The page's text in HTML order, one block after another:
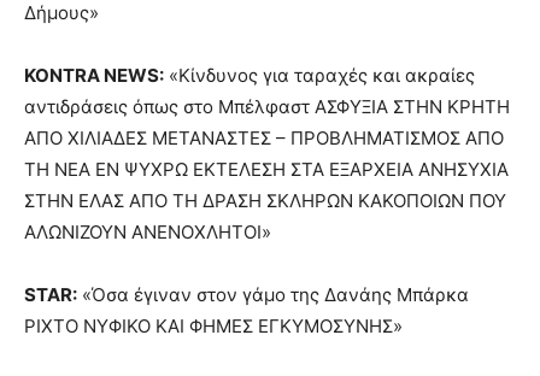
Δήμους»
KONTRA NEWS: «Κίνδυνος για ταραχές και ακραίες
αντιδράσεις όπως στο Μπέλφαστ ΑΣΦΥΞΙΑ ΣΤΗΝ ΚΡΗΤΗ
ΑΠΟ ΧΙΛΙΑΔΕΣ ΜΕΤΑΝΑΣΤΕΣ – ΠΡΟΒΛΗΜΑΤΙΣΜΟΣ ΑΠΟ
ΤΗ ΝΕΑ ΕΝ ΨΥΧΡΩ ΕΚΤΕΛΕΣΗ ΣΤΑ ΕΞΑΡΧΕΙΑ ΑΝΗΣΥΧΙΑ
ΣΤΗΝ ΕΛΑΣ ΑΠΟ ΤΗ ΔΡΑΣΗ ΣΚΛΗΡΩΝ ΚΑΚΟΠΟΙΩΝ ΠΟΥ
ΑΛΩΝΙΖΟΥΝ ΑΝΕΝΟΧΛΗΤΟΙ»
STAR: «Όσα έγιναν στον γάμο της Δανάης Μπάρκα
ΡΙΧΤΟ ΝΥΦΙΚΟ ΚΑΙ ΦΗΜΕΣ ΕΓΚΥΜΟΣΥΝΗΣ»